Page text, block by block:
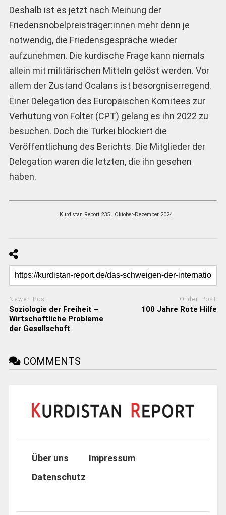
Deshalb ist es jetzt nach Meinung der
Friedensnobelpreis­träger:innen mehr denn je
notwendig, die Friedensgespräche wieder
aufzunehmen. Die kurdische Frage kann niemals
allein mit militärischen Mitteln gelöst werden. Vor
allem der Zustand Öcalans ist besorgniserregend.
Einer Delegation des Europäischen Komitees zur
Verhütung von Folter (CPT) gelang es ihn 2022 zu
besuchen. Doch die Türkei blockiert die
Veröffentlichung des Berichts. Die Mitglieder der
Delegation waren die letzten, die ihn gesehen
haben.
Kurdistan Report 235 | Oktober-Dezember 2024
Newer Post
Soziologie der Freiheit –
Wirtschaftliche Probleme
der Gesellschaft
Older Post
100 Jahre Rote Hilfe
COMMENTS
Über uns
Impressum
Datenschutz